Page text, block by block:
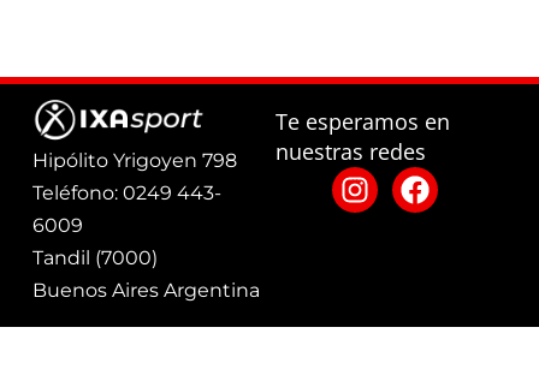
Hipólito Yrigoyen 798
Teléfono: 0249 443-
6009
Tandil (7000)
Buenos Aires Argentina
Te esperamos en
nuestras redes